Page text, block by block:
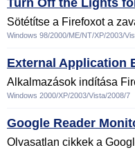
Turn Off the Lights
Sötétítse a Firefoxot a
Windows 98/2000/ME/NT/XP/2003/
External Application
Alkalmazások indítása
Windows 2000/XP/2003/Vista/2008/7
Google Reader
Olvasatlan cikkek a